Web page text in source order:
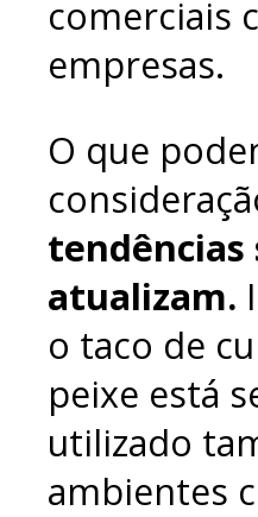
comerciais
empresas.
O que
tendências
atualizam.
o taco de
peixe está
utilizado
ambientes